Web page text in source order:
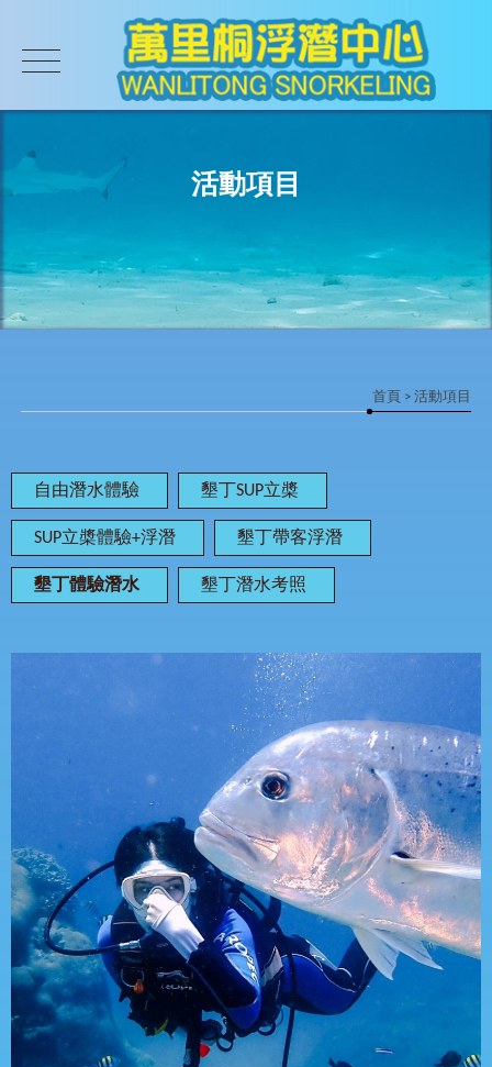
活動項目
首頁 > 活動項目
自由潛水體驗 墾丁SUP立槳
SUP立槳體驗+浮潛 墾丁帶客浮潛
墾丁體驗潛水 墾丁潛水考照